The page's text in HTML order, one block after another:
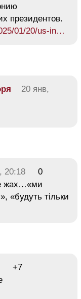
президентов.
01/20/us-in…
20 янв,
20:18
0
жах…«ми
«будуть тільки
+7